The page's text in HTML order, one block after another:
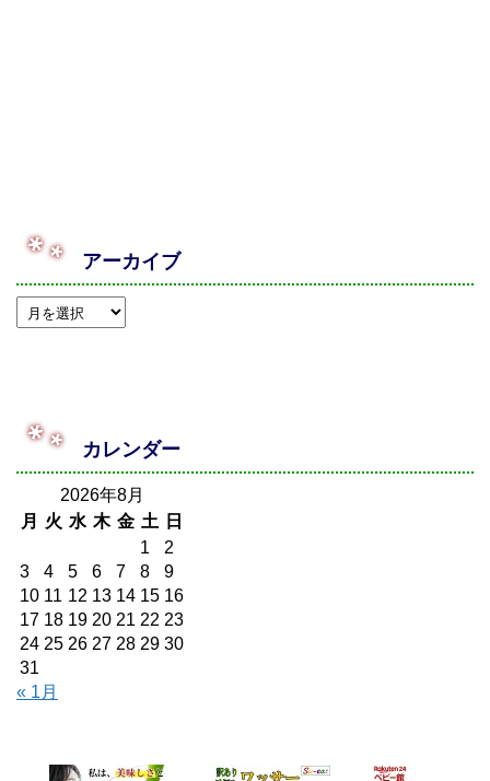
アーカイブ
カレンダー
2026年8月
月
火 水 木 金 土 日
1
2
3
4 5 6 7 8
9
10 11 12 13 14 15 16
17 18 19 20 21 22 23
24 25 26 27 28 29 30
31
« 1月